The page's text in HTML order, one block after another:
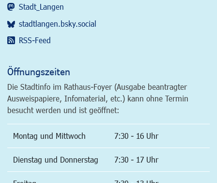
Stadt_Langen
stadtlangen.bsky.social
RSS-Feed
Öffnungszeiten
Die Stadtinfo im Rathaus-Foyer (Ausgabe beantragter
Ausweispapiere, Infomaterial, etc.) kann ohne Termin
besucht werden und ist geöffnet:
Montag und Mittwoch 7:30 - 16 Uhr
Dienstag und Donnerstag 7:30 - 17 Uhr